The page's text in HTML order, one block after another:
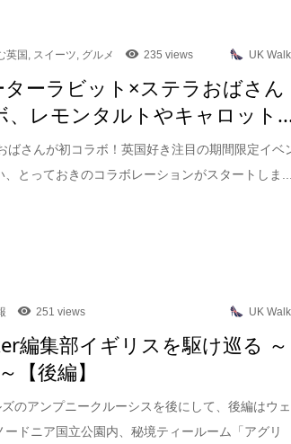
英国 , スイーツ, グルメ 235 views UK
ーラビット×ステラおばさん
、レモンタルトやキャロット
ばさんが初コラボ！英国好き注目の期間限定イベ
とっておきのコラボレーションがスタートしま...
251 views UK
編集部イギリスを駆け巡る ～
【後編】
のアンプニークルーシスを後にして、後編はウェ
ドニア国立公園内、秘境ティールーム「アグリ